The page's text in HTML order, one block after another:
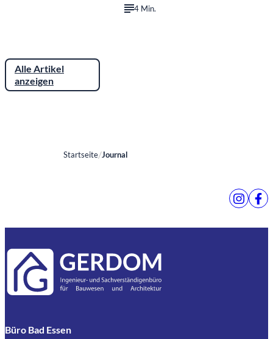
4 Min.
Alle Artikel
anzeigen
Startseite Journal
Büro Bad Essen